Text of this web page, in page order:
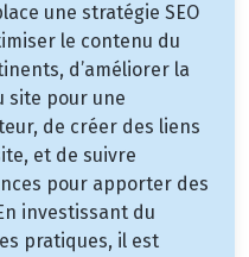
une stratégie SEO
le contenu du
d’améliorer la
site pour une
de créer des liens
et de suivre
pour apporter des
investissant du
pratiques, il est